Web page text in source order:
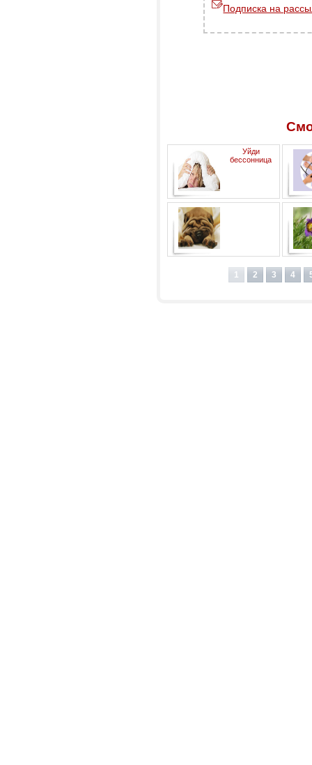
Подписка на
Уйди
бессонница
1 2 3 4